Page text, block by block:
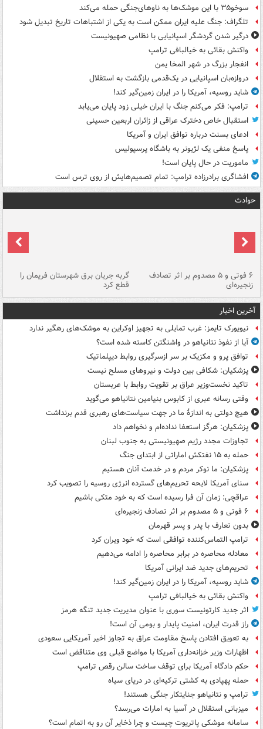
سوخو۳۵ با این موشک‌ها به ناوهای‌جنگی حمله می‌کند
تلگراف: جنگ علیه ایران ممکن است به یکی از اشتباهات تاریخ تبدیل شود
درگیر شدن گردشگر اسپانیایی با نظامی صهیونیست
واکنش بقائی به خیالبافی ترامپ
انفجار بزرگ در شهر المخا یمن
دروازه‌بان اسپانیایی در یک‌قدمی بازگشت به استقلال
شاید روسیه، آمریکا را در ایران زمین‌گیر کند!
ترامپ: فکر می‌کنم جنگ با ایران خیلی زود پایان می‌یابد
استقبال خاص دخترک عراقی از زائران اربعین حسینی
ادعای بسنت درباره توافق ایران و آمریکا
پاسخ منفی یک لژیونر به باشگاه پرسپولیس
ماموریت در حال پایان است!
افشاگری برادرزاده ترامپ: تمام تصمیم‌هایش از روی ترس است
حوادث
۶ فوتی و ۵ مصدوم بر اثر تصادف
زنجیره‌ای
گربه جریان برق شهرستان فریمان را
قطع کرد
آخرین اخبار
نیویورک تایمز: غرب تمایلی به تجهیز اوکراین به موشک‌های رهگیر ندارد
آیا از نفوذ نتانیاهو در واشنگتن کاسته شده است؟
توافق پرو و مکزیک بر سر ازسرگیری روابط دیپلماتیک
پزشکیان: شکافی بین دولت و نیروهای مسلح نیست
تاکید نخست‌وزیر عراق بر تقویت روابط با عربستان
وقتی رسانه عبری از کابوس بنیامین نتانیاهو می‌گوید
هیچ دولتی به اندازۀ ما در جهت سیاست‌های رهبری قدم برنداشت
پزشکیان: هرگز استعفا نداده‌ام و نخواهم داد
تجاوزات مجدد رژیم صهیونیستی به جنوب لبنان
حمله به ۱۵ نفتکش‌ اماراتی از ابتدای جنگ
پزشکیان: ما نوکر مردم و در خدمت آنان هستیم
سنای آمریکا لایحه تحریم‌های گسترده انرژی روسیه را تصویب کرد
عراقچی: زمان آن فرا رسیده است که به خود متکی باشیم
۶ فوتی و ۵ مصدوم بر اثر تصادف زنجیره‌ای
بدون تعارف با پدر و پسر قهرمان
ترامپ التماس‌کننده توافقی است که خود ویران کرد
معادله محاصره در برابر محاصره را ادامه می‌دهیم
تحریم‌های جدید ضد ایرانی آمریکا
شاید روسیه، آمریکا را در ایران زمین‌گیر کند!
واکنش بقائی به خیالبافی ترامپ
اثر جدید کارتونیست سوری با عنوان مدیریت جدید تنگه هرمز
راز قدرت ایران، امنیت پایدار و بومی آن است!
به تعویق افتادن پاسخ مقاومت عراق به تجاوز اخیر آمریکایی سعودی
اظهارات وزیر خزانه‌داری آمریکا با مواضع قبلی وی متناقض است
حکم دادگاه آمریکا برای توقف ساخت سالن رقص ترامپ
حمله پهپادی به کشتی ترکیه‌ای در دریای سیاه
ترامپ و نتانیاهو جنایتکار جنگی هستند!
میزبانی استقلال در آسیا به امارات می‌رسد؟
سامانه موشکی پاتریوت چیست و چرا ذخایر آن رو به اتمام است؟